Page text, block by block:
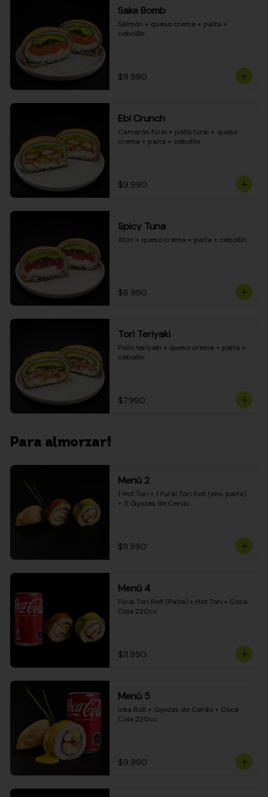
Sake Bomb
Salmón + queso crema + palta +
cebollín
$9.990
Ebi Crunch
Camarón furai + pollo furai + queso
crema + palta + cebollín
$9.990
Spicy Tuna
Atún + queso crema + palta + cebollín
$8.990
Tori Teriyaki
Pollo teriyaki + queso crema + palta +
cebollín
$7.990
Para almorzar!
Menú 2
1 Hot Tori + 1 Furai Tori Roll (env. palta)
+ 5 Gyozas de Cerdo
$11.990
Menú 4
Furai Tori Roll (Palta) + Hot Tori + Coca
Cola 220cc
$11.990
Menú 5
Inka Roll + Gyozas de Cerdo + Coca
Cola 220cc
$9.990